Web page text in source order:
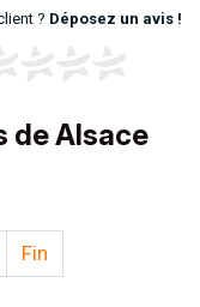
? Déposez un avis !
de Alsace
Fin